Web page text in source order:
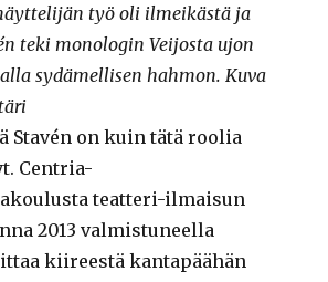
työ oli ilmeikästä ja
teki monologin Veijosta ujon
sydämellisen hahmon. Kuva
Stavén on kuin tätä roolia
Centria-
teatteri-ilmaisun
2013 valmistuneella
kiireestä kantapäähän